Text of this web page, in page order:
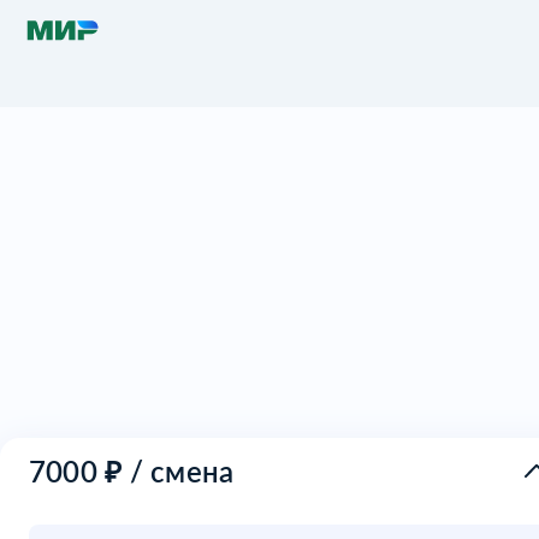
7000 ₽ / смена
незабываемое лето на природе! 🌿